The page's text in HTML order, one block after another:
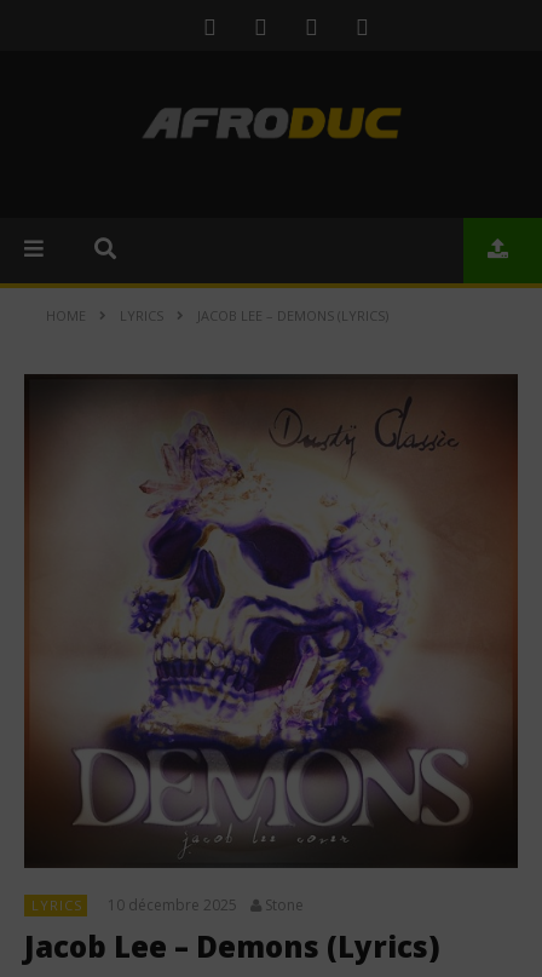
HOME LYRICS JACOB LEE – DEMONS (LYRICS)
LYRICS 10 décembre 2025 Stone
Jacob Lee – Demons (Lyrics)